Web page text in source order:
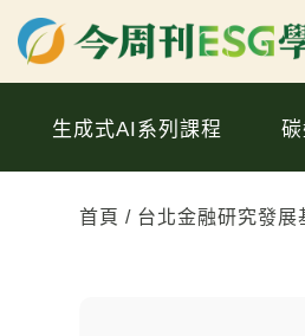
生成式AI系列課程
首頁 台北金融研究發展